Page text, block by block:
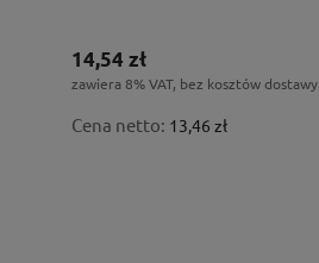
14,54 zł
zawiera 8% VAT, bez kosztów dostawy
Cena netto: 13,46 zł